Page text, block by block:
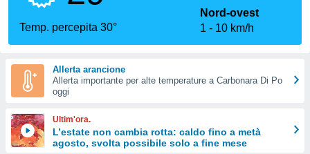
per
le
di
Web
le
Temp. percepita 30°
Nord-ovest
1
10 km/h
Allerta arancione
Allerta importante per alte temperature a Carbonara Di Po
oggi
Ultim'ora.
L’estate non cambia rotta: caldo fino a metà
agosto, svolta possibile solo a fine mese